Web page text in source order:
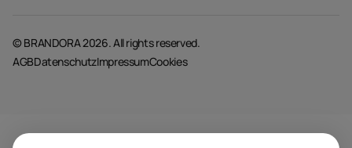
© BRANDORA 2026. All rights reserved.
AGBDatenschutzImpressumCookies